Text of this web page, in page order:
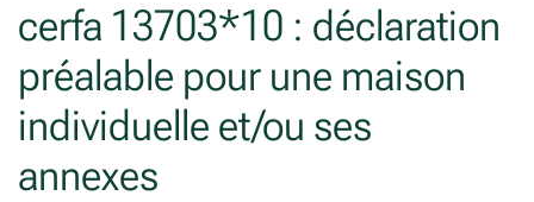
cerfa 13703*10 : déclaration
préalable pour une maison
individuelle et/ou ses
annexes